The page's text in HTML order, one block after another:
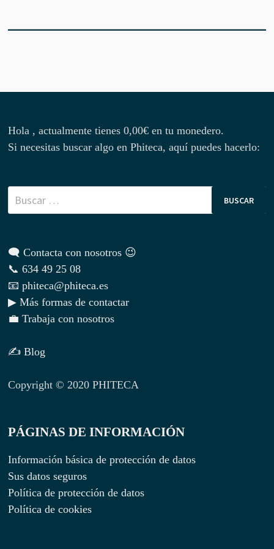
Hola , actualmente tienes0,00€ en tu monedero.
Si necesitas buscar algo en Phiteca, aquí puedes hacerlo:
Buscar:
🗨 Contacta con nosotros 😉
📞 634 49 25 08
📧 phiteca@phiteca.es
▶ Más formas de contactar
💼 Trabaja con nosotros
✍ Blog
Copyright © 2020 PHITECA
PÁGINAS DE INFORMACIÓN
Información básica de protección de datos
Sus datos seguros
Política de protección de datos
Política de cookies